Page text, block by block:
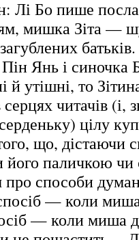
Лі Бо пише
мишка Зіта —
Янь і синочка
утішні, то
читачів (і,
цілу
що, дістаючи
його паличкою чи
способи
— коли
— коли миша